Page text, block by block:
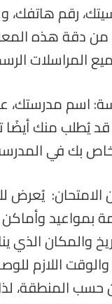
رقم هاتفك،
من دقة هذه
المراسلات
قد يُطلب منك أيضًا
بك في
بمواعيد وأماكن
والمكان الذي
اللازم
حسب المنطقة،